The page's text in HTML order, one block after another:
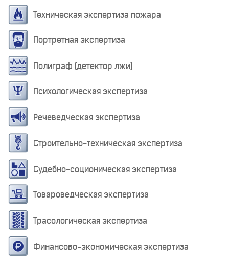
Техническая экспертиза пожара
Портретная экспертиза
Полиграф (детектор лжи)
Психологическая экспертиза
Речеведческая экспертиза
Строительно-техническая экспертиза
Судебно-соционическая экспертиза
Товароведческая экспертиза
Трасологическая экспертиза
Финансово-экономическая экспертиза